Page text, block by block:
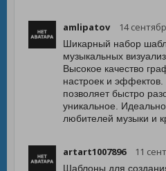
amlipatov 14
Шикарный набор
музыкальных
Высокое качество
настроек и
позволяет быстро
уникальное.
любителей музыки и
artart1007896 11
Шаблоны для